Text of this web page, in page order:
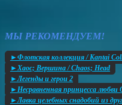
МЫ РЕКОМЕНДУЕМ!
►Флотская коллекция / Kantai
►Хаос; Вершина / Chaos; Head
►Легенды и герои 2
►Несравненная принцесса любви
►Лавка целебных снадобий из